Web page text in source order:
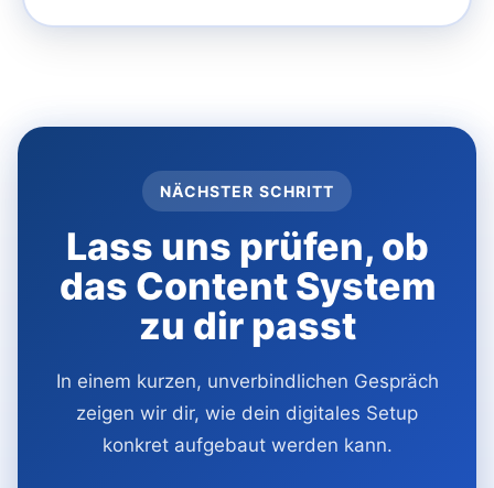
NÄCHSTER SCHRITT
Lass uns prüfen, ob
das Content System
zu dir passt
In einem kurzen, unverbindlichen Gespräch
zeigen wir dir, wie dein digitales Setup
konkret aufgebaut werden kann.